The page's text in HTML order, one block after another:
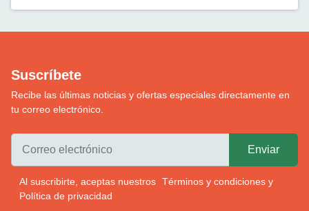
Suscríbete
Recibe las últimas noticias y ofertas especiales directamente en
tu correo electrónico.
Al suscribirte, aceptas nuestros Términos y condiciones y
Política de privacidad